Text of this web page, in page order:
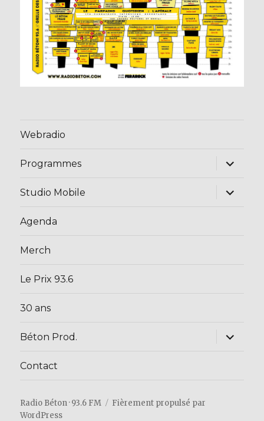
Webradio
Programmes
ouvrir
menu
Studio Mobile
ouvrir
Agenda
Merch
Le Prix 93.6
30 ans
Béton Prod.
ouvrir
Contact
Radio Béton · 93.6 FM
Fièrement propulsé par
WordPress